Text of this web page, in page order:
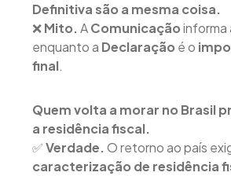
Definitiva são a mesma coisa.
❌Mito.AComunicaçãoinforma
enquanto a Declaração é o
final.
Quem volta a morar no Brasil
a residência fiscal.
✅Verdade.O retorno ao país
caracterização de residência